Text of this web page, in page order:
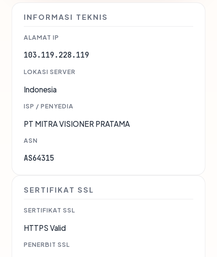
INFORMASI TEKNIS
ALAMAT IP
103.119.228.119
LOKASI SERVER
Indonesia
ISP / PENYEDIA
PT MITRA VISIONER PRATAMA
ASN
AS64315
SERTIFIKAT SSL
SERTIFIKAT SSL
HTTPS Valid
PENERBIT SSL